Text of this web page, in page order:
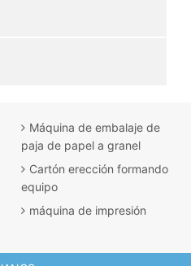
Máquina de embalaje de
paja de papel a granel
Cartón erección formando
equipo
máquina de impresión